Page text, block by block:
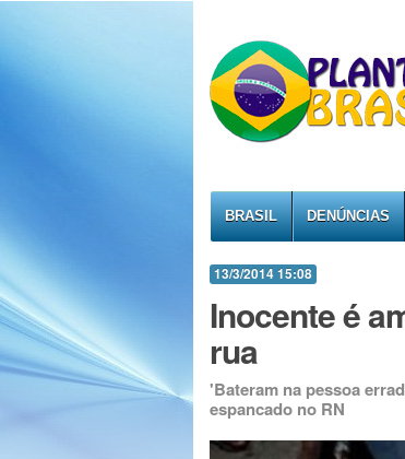
BRASIL DENÚNCIAS
13/3/2014 15:08
Inocente é
rua
'Bateram na pessoa
espancado no RN